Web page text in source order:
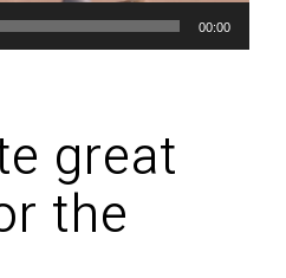
00:00
great
the